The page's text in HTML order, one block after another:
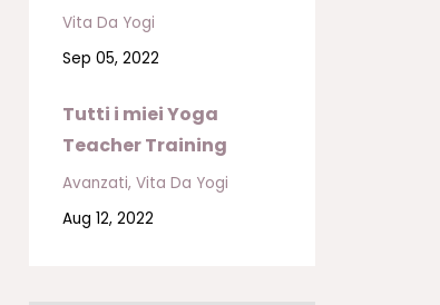
Vita Da Yogi
Sep 05, 2022
Tutti i miei Yoga
Teacher Training
Avanzati Vita Da Yogi
Aug 12, 2022